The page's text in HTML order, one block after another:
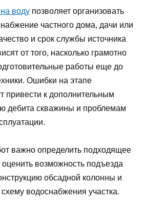
воду позволяет организовать
частного дома, дачи или
и срок службы источника
от того, насколько грамотно
работы еще до
Ошибки на этапе
привести к дополнительным
дебита скважины и проблемам
важно определить подходящее
возможность подъезда
обсадной колонны и
водоснабжения участка.